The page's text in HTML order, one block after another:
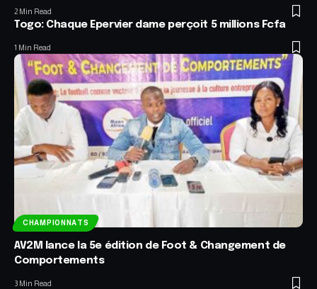
2 Min Read
Togo: Chaque Epervier dame perçoit 5 millions Fcfa
1 Min Read
CHAMPIONNATS
AV2M lance la 5e édition de Foot & Changement de
Comportements
3 Min Read